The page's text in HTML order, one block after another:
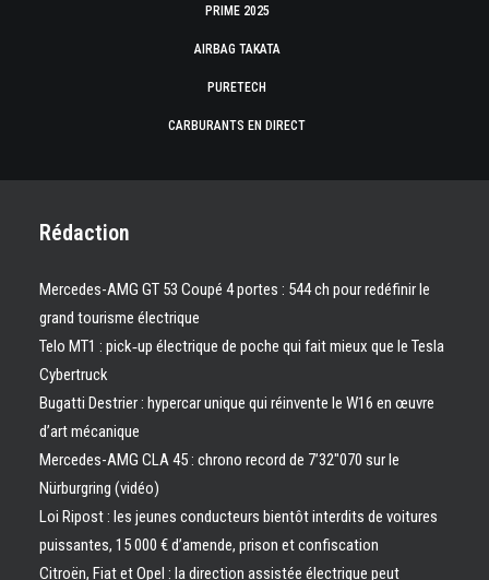
PRIME 2025
AIRBAG TAKATA
PURETECH
CARBURANTS EN DIRECT
Rédaction
Mercedes-AMG GT 53 Coupé 4 portes : 544 ch pour redéfinir le
grand tourisme électrique
Telo MT1 : pick‑up électrique de poche qui fait mieux que le Tesla
Cybertruck
Bugatti Destrier : hypercar unique qui réinvente le W16 en œuvre
d’art mécanique
Mercedes-AMG CLA 45 : chrono record de 7’32″070 sur le
Nürburgring (vidéo)
Loi Ripost : les jeunes conducteurs bientôt interdits de voitures
puissantes, 15 000 € d’amende, prison et confiscation
Citroën, Fiat et Opel : la direction assistée électrique peut